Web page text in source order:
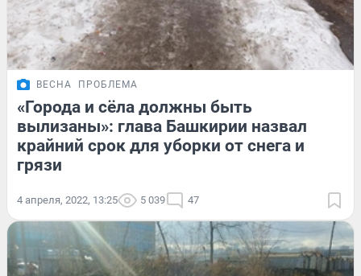
ВЕСНА ПРОБЛЕМА
«Города и сёла должны быть
вылизаны»: глава Башкирии назвал
крайний срок для уборки от снега и
грязи
4 апреля, 2022, 13:25 5 039 47